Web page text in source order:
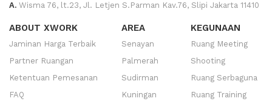
A. Wisma 76, lt.23, Jl. Letjen S.Parman Kav.76, Slipi Jakarta 11410
ABOUT XWORK
Jaminan Harga Terbaik
Partner Ruangan
Ketentuan Pemesanan
FAQ
AREA
Senayan
Palmerah
Sudirman
Kuningan
KEGUNAAN
Ruang Meeting
Shooting
Ruang Serbaguna
Ruang Training